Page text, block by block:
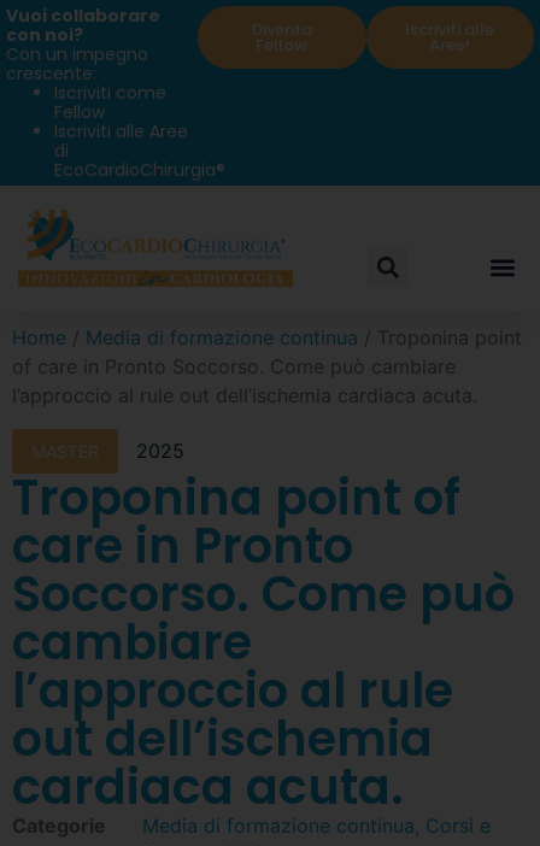
Vuoi collaborare
con noi?
Con un impegno
crescente:
Iscriviti come
Fellow
Iscriviti alle Aree
di
EcoCardioChirurgia®
Diventa
Fellow
Iscriviti alle
Aree!
Home / Media di formazione continua / Troponina point
of care in Pronto Soccorso. Come può cambiare
l’approccio al rule out dell’ischemia cardiaca acuta.
MASTER 2025
Troponina point of
care in Pronto
Soccorso. Come può
cambiare
l’approccio al rule
out dell’ischemia
cardiaca acuta.
Categorie Media di formazione continua, Corsi e